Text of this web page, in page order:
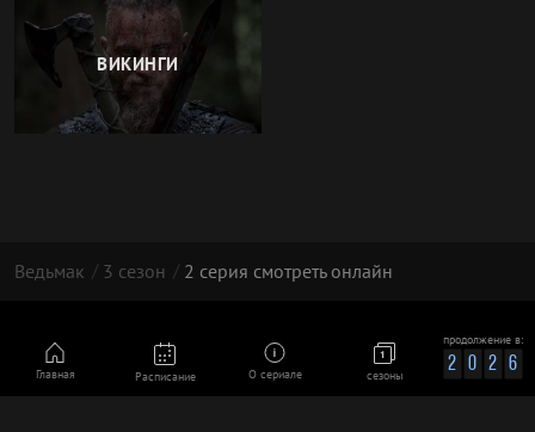
Главная О сериале сезоны
Расписание
продолжение в:
2 0 2 6
ВИКИНГИ
Ведьмак 3 сезон 2 серия смотреть онлайн
© 2026 | Фан-сайт сериала Ведьмак | Все права
принадлежат их владельцам